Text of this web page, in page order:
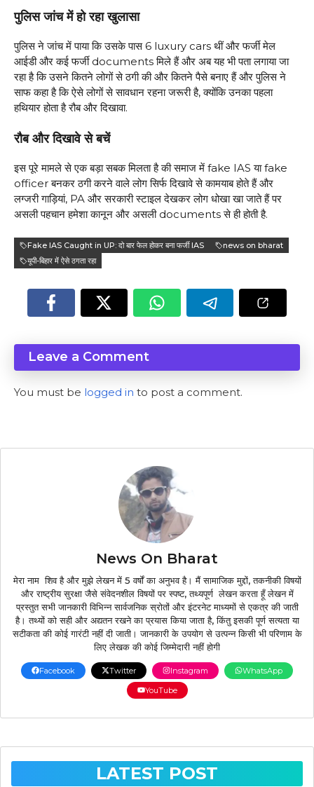
पुलिस जांच में हो रहा खुलासा
पुलिस ने जांच में पाया कि उसके पास 6 luxury cars थीं और फर्जी मेल
आईडी और कई फर्जी documents मिले हैं और अब यह भी पता लगाया जा
रहा है कि उसने कितने लोगों से ठगी की और कितने पैसे बनाए हैं और पुलिस ने
साफ कहा है कि ऐसे लोगों से सावधान रहना जरूरी है, क्योंकि उनका पहला
हथियार होता है रौब और दिखावा.
रौब और दिखावे से बचें
इस पूरे मामले से एक बड़ा सबक मिलता है की समाज में fake IAS या fake
officer बनकर ठगी करने वाले लोग सिर्फ दिखावे से कामयाब होते हैं और
लग्जरी गाड़ियां, PA और सरकारी स्टाइल देखकर लोग धोखा खा जाते हैं पर
असली पहचान हमेशा कानून और असली documents से ही होती है.
Fake IAS Caught in UP: दो बार फेल होकर बना फर्जी IAS
news on bharat
यूपी-बिहार में ऐसे ठगता रहा
Leave a Comment
You must be logged in to post a comment.
News On Bharat
मेरा नाम शिव है और मुझे लेखन में 5 वर्षों का अनुभव है। मैं सामाजिक मुद्दों, तकनीकी विषयों
और राष्ट्रीय सुरक्षा जैसे संवेदनशील विषयों पर स्पष्ट, तथ्यपूर्ण लेखन करता हूँ लेखन में
प्रस्तुत सभी जानकारी विभिन्न सार्वजनिक स्रोतों और इंटरनेट माध्यमों से एकत्र की जाती
है। तथ्यों को सही और अद्यतन रखने का प्रयास किया जाता है, किंतु इसकी पूर्ण सत्यता या
सटीकता की कोई गारंटी नहीं दी जाती। जानकारी के उपयोग से उत्पन्न किसी भी परिणाम के
लिए लेखक की कोई जिम्मेदारी नहीं होगी
Facebook Twitter Instagram
WhatsApp
YouTube
LATEST POST